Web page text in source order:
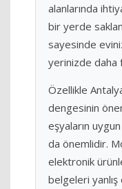
alanlarında
bir yerde
sayesinde
yerinizde daha
Özellikle
dengesinin
eşyaların
da önemlidir.
elektronik
belgeleri